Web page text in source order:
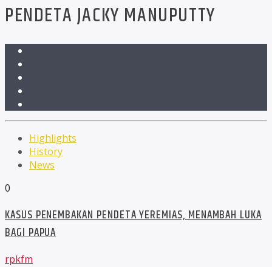
PENDETA JACKY MANUPUTTY
Highlights
History
News
0
KASUS PENEMBAKAN PENDETA YEREMIAS, MENAMBAH LUKA
BAGI PAPUA
rpkfm